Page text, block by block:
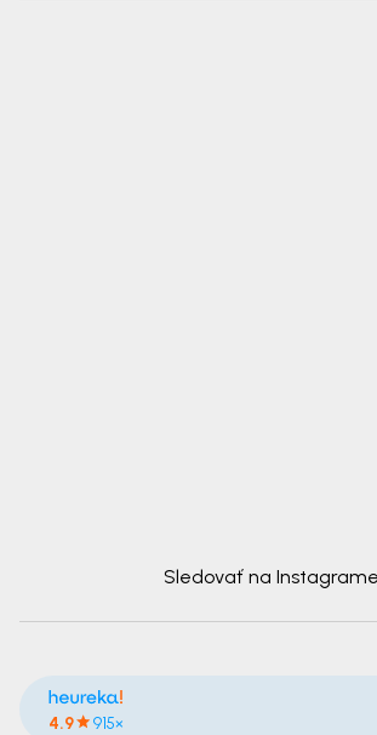
Sledovať na Instagrame
4.9 915×